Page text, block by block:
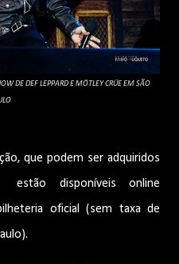
DE DEF LEPPARD E MÖTLEY CRÜE EM SÃO
que podem ser adquiridos
disponíveis online
oficial (sem taxa de